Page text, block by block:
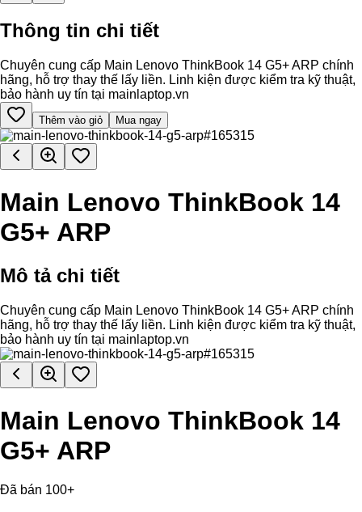
Thông tin chi tiết
Chuyên cung cấp Main Lenovo ThinkBook 14 G5+ ARP chính
hãng, hỗ trợ thay thế lấy liền. Linh kiện được kiểm tra kỹ thuật,
bảo hành uy tín tại mainlaptop.vn
Thêm vào giỏ Mua ngay
Main Lenovo ThinkBook 14
G5+ ARP
Mô tả chi tiết
Chuyên cung cấp Main Lenovo ThinkBook 14 G5+ ARP chính
hãng, hỗ trợ thay thế lấy liền. Linh kiện được kiểm tra kỹ thuật,
bảo hành uy tín tại mainlaptop.vn
Main Lenovo ThinkBook 14
G5+ ARP
Đã bán 100+